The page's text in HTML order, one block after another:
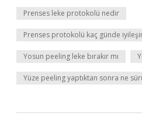
Prenses leke protokolü nedir
Prenses protokolü kaç günde
Yosun peeling leke bırakır mı
Yüze peeling yaptıktan sonra ne